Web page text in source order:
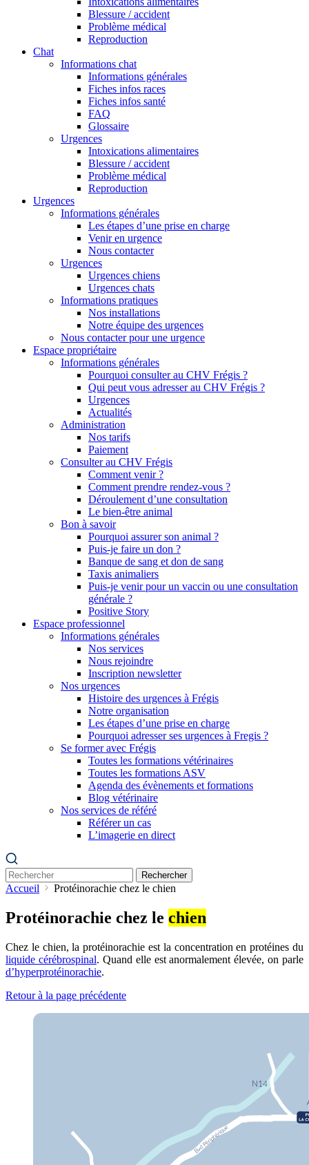
Blessure / accident
Problème médical
Reproduction
Chat
Informations chat
Informations générales
Fiches infos races
Fiches infos santé
FAQ
Glossaire
Urgences
Intoxications alimentaires
Blessure / accident
Problème médical
Reproduction
Urgences
Informations générales
Les étapes d’une prise en charge
Venir en urgence
Nous contacter
Urgences
Urgences chiens
Urgences chats
Informations pratiques
Nos installations
Notre équipe des urgences
Nous contacter pour une urgence
Espace propriétaire
Informations générales
Pourquoi consulter au CHV Frégis ?
Qui peut vous adresser au CHV Frégis ?
Urgences
Actualités
Administration
Nos tarifs
Paiement
Consulter au CHV Frégis
Comment venir ?
Comment prendre rendez-vous ?
Déroulement d’une consultation
Le bien-être animal
Bon à savoir
Pourquoi assurer son animal ?
Puis-je faire un don ?
Banque de sang et don de sang
Taxis animaliers
Puis-je venir pour un vaccin ou une consultation
générale ?
Positive Story
Espace professionnel
Informations générales
Nos services
Nous rejoindre
Inscription newsletter
Nos urgences
Histoire des urgences à Frégis
Notre organisation
Les étapes d’une prise en charge
Pourquoi adresser ses urgences à Fregis ?
Se former avec Frégis
Toutes les formations vétérinaires
Toutes les formations ASV
Agenda des évènements et formations
Blog vétérinaire
Nos services de référé
Référer un cas
L’imagerie en direct
Rechercher
Accueil Protéinorachie chez le chien
Protéinorachie chez le chien
Chez le chien, la protéinorachie est la concentration en protéines du
liquide cérébrospinal. Quand elle est anormalement élevée, on parle
d’hyperprotéinorachie.
Retour à la page précédente